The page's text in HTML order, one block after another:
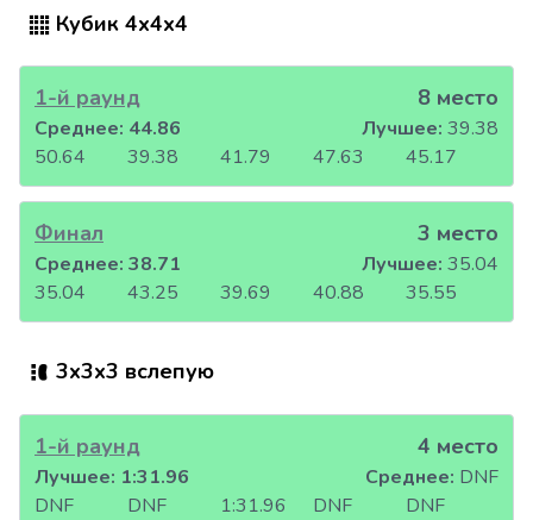
Кубик 4x4x4
1-й раунд 8 место
50.64 39.38 41.79 47.63 45.17
Среднее: 44.86 Лучшее: 39.38
Финал 3 место
35.04 43.25 39.69 40.88 35.55
Среднее: 38.71 Лучшее: 35.04
3x3x3 вслепую
1-й раунд 4 место
DNF DNF 1:31.96 DNF DNF
Лучшее: 1:31.96 Среднее: DNF